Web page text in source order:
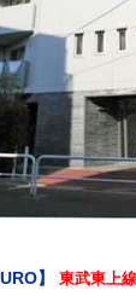
】 東武東上